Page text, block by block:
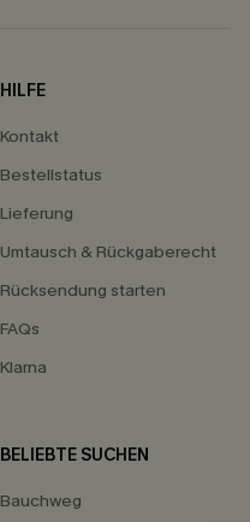
HILFE
Kontakt
Bestellstatus
Lieferung
Umtausch & Rückgaberecht
Rücksendung starten
FAQs
Klarna
BELIEBTE SUCHEN
Bauchweg